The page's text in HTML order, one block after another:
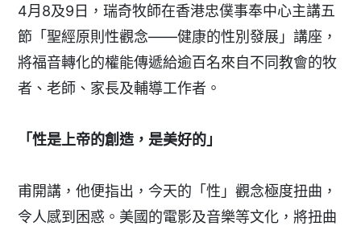
4月8及9日，瑞奇牧師在香港忠僕事奉中心主講五
節「聖經原則性觀念——健康的性別發展」講座，
將福音轉化的權能傳遞給逾百名來自不同教會的牧
者、老師、家長及輔導工作者。
「性是上帝的創造，是美好的」
甫開講，他便指出，今天的「性」觀念極度扭曲，
令人感到困惑。美國的電影及音樂等文化，將扭曲